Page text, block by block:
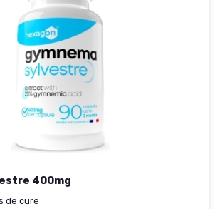
400mg
de cure